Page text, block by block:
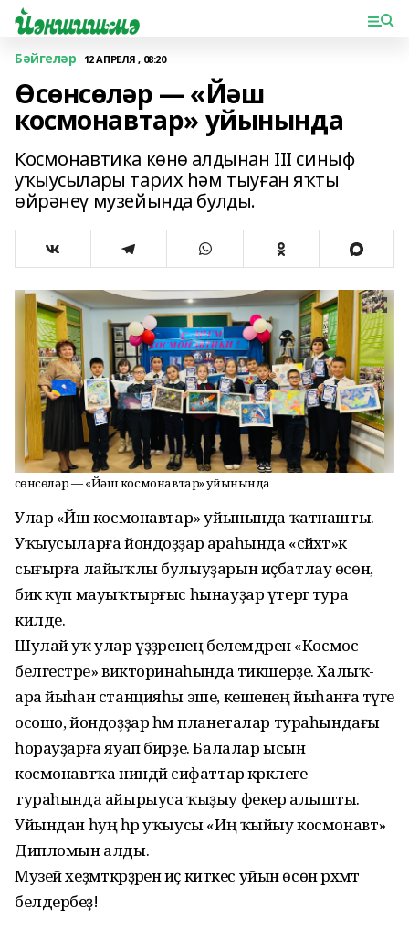
Бәйгеләр 12 АПРЕЛЯ , 08:20
Өсөнсөләр — «Йәш
космонавтар» уйынында
Космонавтика көнө алдынан III синыф
уҡыусылары тарих һәм тыуған яҡты
өйрәнеү музейында булды.
Өсөнсөләр — «Йәш космонавтар» уйынында
Улар «Йәш космонавтар» уйынында ҡатнашты.
Уҡыусыларға йондоҙҙар араһында «сәйәхәт»кә
сығырға лайыҡлы булыуҙарын иҫбатлау өсөн,
бик күп мауыҡтырғыс һынауҙар үтергә тура
килде.
Шулай уҡ улар үҙҙәренең белемдәрен «Космос
белгестәре» викторинаһында тикшерҙе. Халыҡ-
ара йыһан станцияһы эше, кешенең йыһанға тәүге
осошо, йондоҙҙар һәм планеталар тураһындағы
һорауҙарға яуап бирҙе. Балалар ысын
космонавтҡа ниндәй сифаттар кәрәклеге
тураһында айырыуса ҡыҙыу фекер алышты.
Уйындан һуң һәр уҡыусы «Иң ҡыйыу космонавт»
Дипломын алды.
Музей хеҙмәткәрҙәренә иҫ киткес уйын өсөн рәхмәт
белдерәбеҙ!